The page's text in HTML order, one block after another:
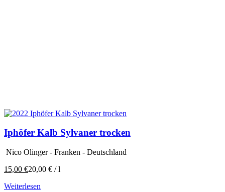
Iphöfer Kalb Sylvaner trocken
Nico Olinger - Franken - Deutschland
15,00 €20,00 € /l
Weiterlesen